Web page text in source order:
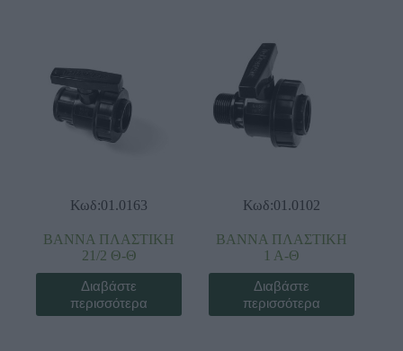
Κωδ:01.0163
ΒΑΝΝΑ ΠΛΑΣΤΙΚΗ
21/2 Θ-Θ
Διαβάστε
περισσότερα
Κωδ:01.0102
ΒΑΝΝΑ ΠΛΑΣΤΙΚΗ
1 Α-Θ
Διαβάστε
περισσότερα